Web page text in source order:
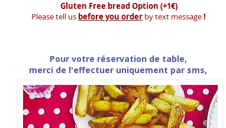
Gluten Free bread Option (+1€)
Please tell us before you order by text message!
Pour votre réservation de table,
merci de l'effectuer uniquement par sms,